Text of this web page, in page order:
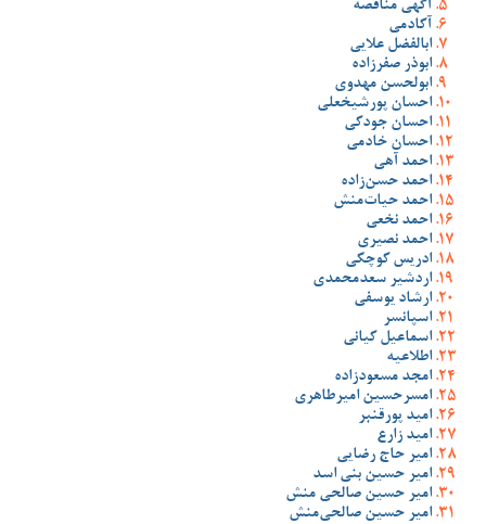
آگهی مناقصه
آکادمی
ابالفضل علایی
ابوذر صفرزاده
ابولحسن مهدوی
احسان پورشیخعلی
احسان جودکی
احسان خادمی
احمد آهی
احمد حسن‌زاده
احمد حیات‌منش
احمد نخعی
احمد نصیری
ادریس کوچکی
اردشیر سعدمحمدی
ارشاد یوسفی
اسپانسر
اسماعیل کیانی
اطلاعیه
امجد مسعودزاده
امسرحسین امیرطاهری
امید پورقنبر
امید زارع
امیر حاج رضایی
امیر حسین بنی اسد
امیر حسین صالحی منش
امیر حسین صالحی‌منش